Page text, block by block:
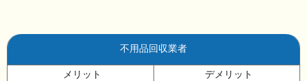
不用品回収業者
メリット デメリット